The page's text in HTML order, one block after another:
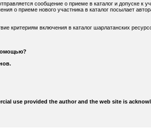
сообщение о приеме в каталог и допуске к
о приеме нового участника в каталог посылает
критериям включения в каталог шарлатанских
use provided the author and the web site is